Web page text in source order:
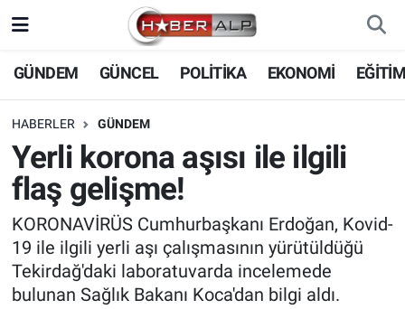
GÜNDEM GÜNCEL POLİTİKA EKONOMİ
HABERLER GÜNDEM
Yerli korona aşısı ile ilgili
flaş gelişme!
KORONAVİRÜS Cumhurbaşkanı Erdoğan, Kovid-
19 ile ilgili yerli aşı çalışmasının yürütüldüğü
Tekirdağ'daki laboratuvarda incelemede
bulunan Sağlık Bakanı Koca'dan bilgi aldı.
Nöbetçi Eczaneler
Hava Durumu
Trafik Durumu
Süper Lig Puan Durumu ve Fikstür
Tüm Manşetler
Son Dakika Haberleri